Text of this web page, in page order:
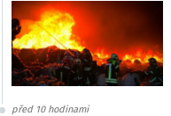
před 10 hodinami